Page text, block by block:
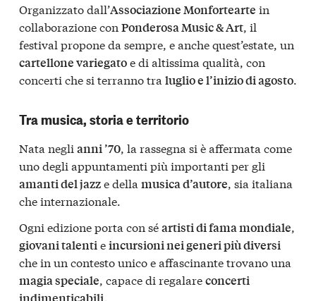
Organizzato dall’Associazione Monfortearte in
collaborazione con Ponderosa Music & Art, il
festival propone da sempre, e anche quest’estate, un
cartellone variegatoe di altissima qualità, con
concerti che si terranno tra luglio e l’inizio di agosto.
Tra musica, storia e territorio
Nata negli anni ’70 , la rassegna si è affermata come
uno degli appuntamenti più importanti per gli
amanti del jazze della musica d’autore , sia italiana
che internazionale.
Ogni edizione porta con séartisti di fama mondiale,
giovani talentieincursioni nei generi più diversi
che in un contesto unico e affascinante trovano una
magia speciale, capace di regalareconcerti
.